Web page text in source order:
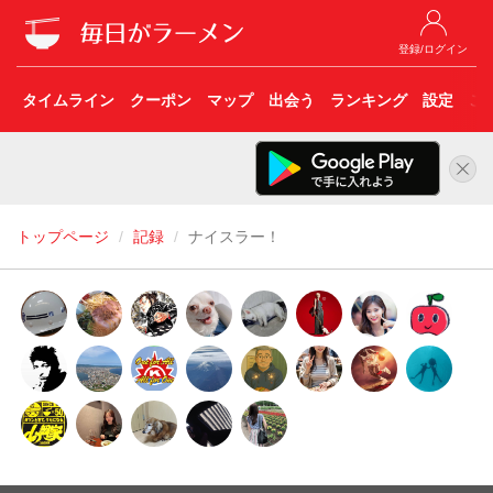
登録/ログイン
タイムライン クーポン マップ 出会う ランキング 設定 こ
トップページ 記録 ナイスラー！